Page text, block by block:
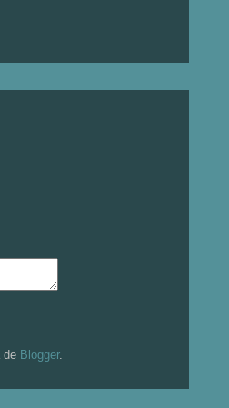
de Blogger.